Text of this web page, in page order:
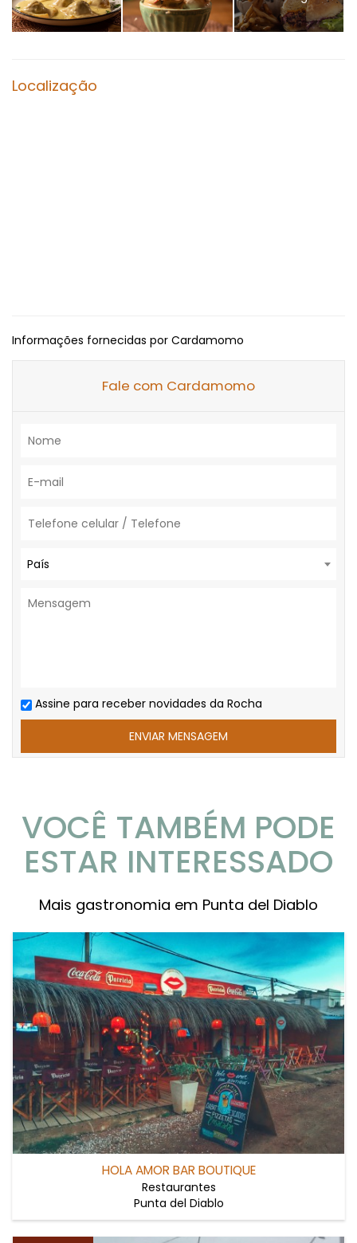
Localização
Informações fornecidas por Cardamomo
Fale com Cardamomo
País
Assine para receber novidades da Rocha
VOCÊ TAMBÉM PODE
ESTAR INTERESSADO
Mais gastronomia em Punta del Diablo
HOLA AMOR BAR BOUTIQUE
Restaurantes
Punta del Diablo